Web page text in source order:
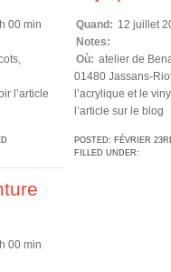
00 min
l’article
00 min
Quand: 12 juillet
Notes:
Où: atelier de
01480 Jassans-
l’acrylique et le
l’article sur le blog
POSTED: FÉVRIER
FILLED UNDER: